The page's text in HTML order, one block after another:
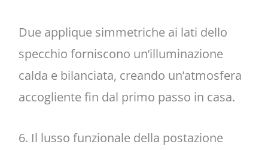
Due applique simmetriche ai lati dello
specchio forniscono un’illuminazione
calda e bilanciata, creando un’atmosfera
accogliente fin dal primo passo in casa.
6. Il lusso funzionale della postazione